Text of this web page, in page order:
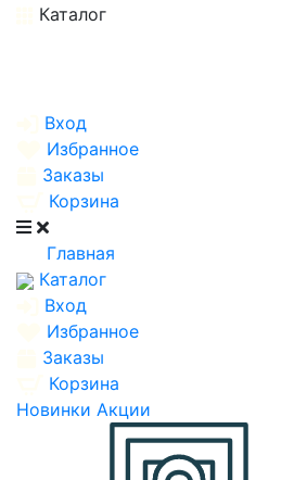
Каталог
Вход
Избранное
Заказы
Корзина
Главная
Каталог
Вход
Избранное
Заказы
Корзина
Новинки Акции